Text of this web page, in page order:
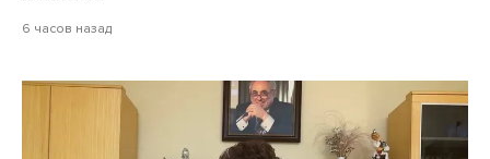
6 часов назад